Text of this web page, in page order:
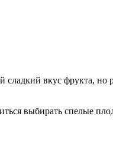
вкус фрукта, но
выбирать спелые